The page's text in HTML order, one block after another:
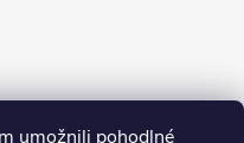
umožnili pohodlné